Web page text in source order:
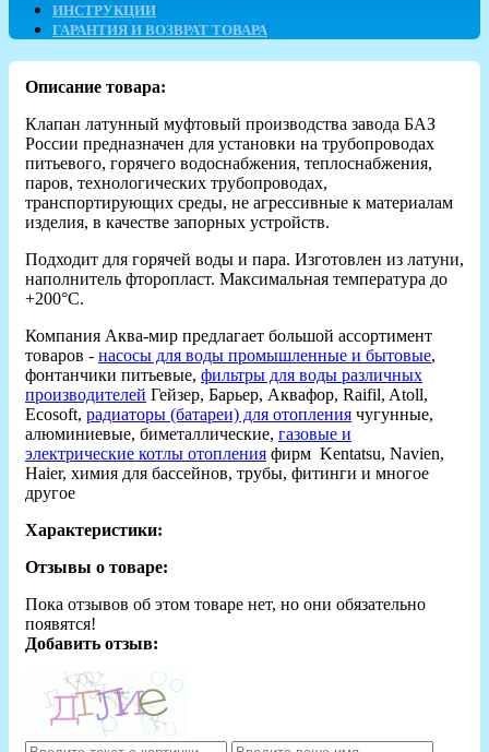
ИНСТРУКЦИИ
ГАРАНТИЯ И ВОЗВРАТ ТОВАРА
Описание товара:
Клапан латунный муфтовый производства завода БАЗ
России предназначен для установки на трубопроводах
питьевого, горячего водоснабжения, теплоснабжения,
паров, технологических трубопроводах,
транспортирующих среды, не агрессивные к материалам
изделия, в качестве запорных устройств.
Подходит для горячей воды и пара. Изготовлен из латуни,
наполнитель фторопласт. Максимальная температура до
+200°C.
Компания Аква-мир предлагает большой ассортимент
товаров - насосы для воды промышленные и бытовые,
фонтанчики питьевые, фильтры для воды различных
производителей Гейзер, Барьер, Аквафор, Raifil, Atoll,
Ecosoft, радиаторы (батареи) для отопления чугунные,
алюминиевые, биметаллические, газовые и
электрические котлы отопления фирм Kentatsu, Navien,
Haier, химия для бассейнов, трубы, фитинги и многое
другое
Характеристики:
Отзывы о товаре:
Пока отзывов об этом товаре нет, но они обязательно
появятся!
Добавить отзыв: